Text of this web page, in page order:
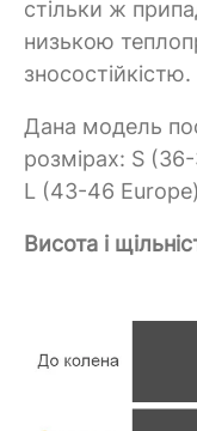
стільки ж
низькою
зносостійкістю.
Дана модель
розмірах: S
L (43-46
Висота і